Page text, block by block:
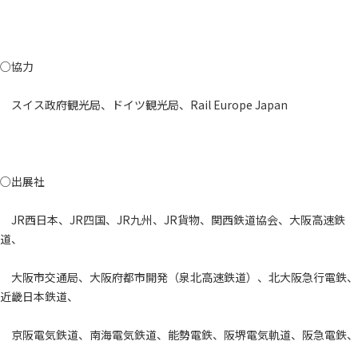
○協力
スイス政府観光局、ドイツ観光局、Rail Europe Japan
○出展社
JR西日本、JR四国、JR九州、JR貨物、関西鉄道協会、大阪高速鉄
道、
大阪市交通局、大阪府都市開発（泉北高速鉄道）、北大阪急行電鉄、
近畿日本鉄道、
京阪電気鉄道、南海電気鉄道、能勢電鉄、阪堺電気軌道、阪急電鉄、